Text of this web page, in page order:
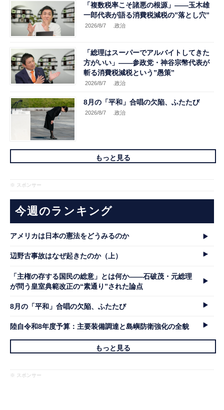
「複数税率こそ諸悪の根源」――玉木雄
一郎代表が語る消費税減税の”落とし穴”
2026/8/7 .政治
「総理はスーパーでアルバイトしてきた
方がいい」――参政党・神谷宗幣代表が
斬る消費税減税という”愚策”
2026/8/7 .政治
8月の「平和」合唱の欠陥、ふたたび
2026/8/7 .政治
もっと見る
※ スポンサー
今週のランキング
アメリカは日本の憲法をどうみるのか
辺野古事故はなぜ起きたのか（上）
「主権の存する国民の総意」とは何か――石破茂・元総理
が問う皇室典範改正の“素通り”された論点
8月の「平和」合唱の欠陥、ふたたび
陸自令和8年度予算：主要装備調達と島嶼防衛強化の全貌
もっと見る
※ スポンサー